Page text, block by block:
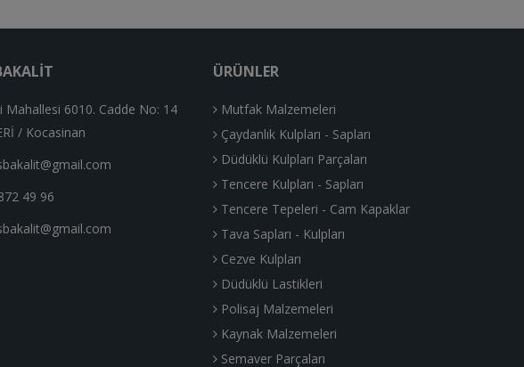
Mahallesi 6010. Cadde No: 14
/ Kocasinan
49 96
ÜRÜNLER
Mutfak Malzemeleri
Çaydanlık Kulpları - Sapları
Düdüklü Kulpları Parçaları
Tencere Kulpları - Sapları
Tencere Tepeleri - Cam Kapaklar
Tava Sapları - Kulpları
Cezve Kulpları
Düdüklü Lastikleri
Polisaj Malzemeleri
Kaynak Malzemeleri
Semaver Parçaları